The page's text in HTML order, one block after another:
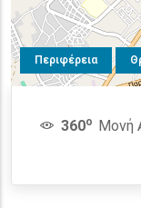
Περιφέρεια
360o Μονή